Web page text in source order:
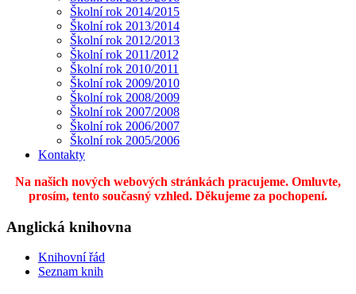
Školní rok 2014/2015
Školní rok 2013/2014
Školní rok 2012/2013
Školní rok 2011/2012
Školní rok 2010/2011
Školní rok 2009/2010
Školní rok 2008/2009
Školní rok 2007/2008
Školní rok 2006/2007
Školní rok 2005/2006
Kontakty
Na našich nových webových stránkách pracujeme. Omluvte,
prosím, tento současný vzhled. Děkujeme za pochopení.
Anglická knihovna
Knihovní řád
Seznam knih